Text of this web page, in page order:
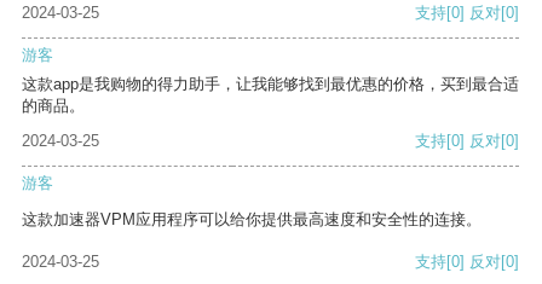
2024-03-25 支持[0] 反对[0]
游客
这款app是我购物的得力助手，让我能够找到最优惠的价格，买到最合适
的商品。
2024-03-25
支持[0] 反对[0]
游客
这款加速器VPM应用程序可以给你提供最高速度和安全性的连接。
2024-03-25 支持[0] 反对[0]